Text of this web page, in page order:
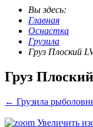
Вы здесь:
Главная
Оснастка
Грузила
Груз Плоский
Груз
← Грузила
Увеличить